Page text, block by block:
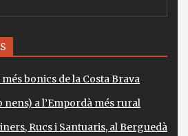
bonics de la Costa Brava
nens) a l’Empordà més rural
Rucs i Santuaris, al Berguedà